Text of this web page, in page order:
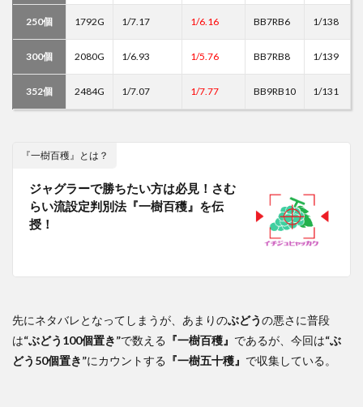
250個 1792G 1/7.17 1/6.16 BB7RB6 1/138
300個 2080G 1/6.93 1/5.76 BB7RB8 1/139
352個 2484G 1/7.07 1/7.77 BB9RB10 1/131
『一樹百穫』とは？
ジャグラーで勝ちたい方は必見！さむ
らい流設定判別法『一樹百穫』を伝
授！
先にネタバレとなってしまうが、あまりのぶどうの悪さに普段
は“ぶどう100個置き”で数える 『一樹百穫』 であるが、今回は“ぶ
どう50個置き”にカウントする 『一樹五十穫』 で収集している。